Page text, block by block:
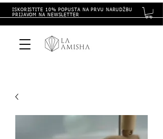
ISKORISTITE 10% POPUSTA NA PRVU NARUDŽBU
PRIJAVOM NA NEWSLETTER